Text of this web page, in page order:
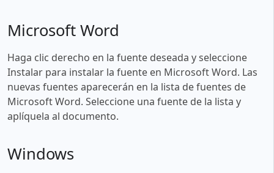
Microsoft Word
Haga clic derecho en la fuente deseada y seleccione
Instalar para instalar la fuente en Microsoft Word. Las
nuevas fuentes aparecerán en la lista de fuentes de
Microsoft Word. Seleccione una fuente de la lista y
aplíquela al documento.
Windows